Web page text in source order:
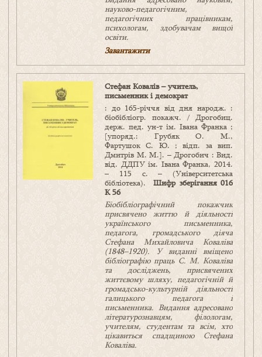
науково-педагогічним,
педагогічних працівникам,
психологам, здобувачам вищої
освіти.
Завантажити
Стефан Ковалів – учитель,
письменник і демократ
: до 165-річчя від дня народж. :
біобібліогр. покажч. / Дрогобиц.
держ. пед. ун-т ім. Івана Франка ;
[упоряд.: Грубяк О. М.,
Фартушок С. Ю. ; відп. за вип.
Дмитрів М. М.]. – Дрогобич : Вид.
від. ДДПУ ім. Івана Франка, 2014.
– 115 с. – (Університетська
бібліотека). Шифр зберігання 016
К 56
Біобібліографічний покажчик
присвячено життю й діяльності
українського письменника,
педагога, громадського діяча
Стефана Михайловича Коваліва
(1848–1920). У виданнівміщено
бібліографію праць С. М. Коваліва
та досліджень, присвячених
життєвому шляху, педагогічній й
громадсько-культурній діяльності
галицького педагога і
письменника. Видання адресовано
літературознавцям, філологам,
учителям, студентам та всім, хто
цікавиться спадщиною Стефана
Коваліва.